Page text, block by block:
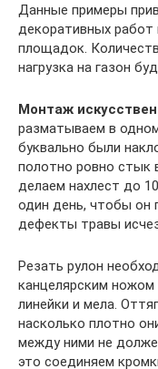
Данные примеры
декоративных
площадок.
нагрузка на газон
Монтаж
разматываем в
буквально были
полотно ровно стык
делаем нахлест до
один день, чтобы он
дефекты травы
Резать рулон
канцелярским
линейки и мела.
насколько плотно
между ними не
это соединяем